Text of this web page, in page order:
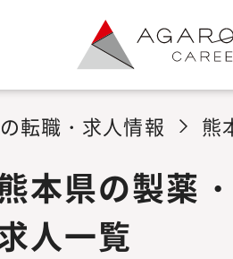
転職・求人情報 熊
本県の製薬
人一覧